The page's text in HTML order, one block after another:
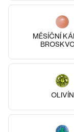
MĚSÍČNÍ
OLIVÍN
Kasen